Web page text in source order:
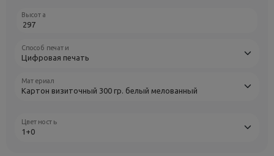
Высота
Способ печати
Материал
Цветность